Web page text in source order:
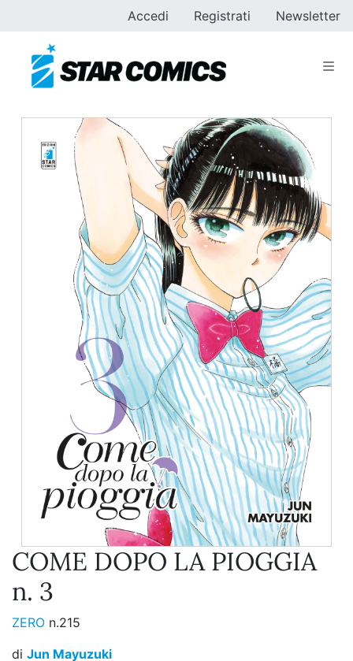
Accedi Registrati Newsletter
COME DOPO LA PIOGGIA
n. 3
ZERO n.215
di Jun Mayuzuki